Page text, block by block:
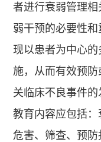
者进行衰弱管理
弱干预的必要性
现以患者为中心
施，从而有效预
关临床不良事件
教育内容应包括
危害、筛查、预